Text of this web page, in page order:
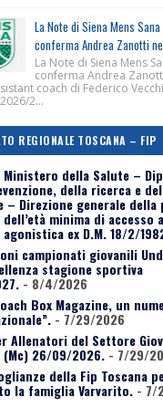
La Note di Siena Mens
conferma Andrea Zanotti
La Note di Siena Mens
conferma Andrea
coach di Federico
2...
REGIONALE TOSCANA – FIP
Ministero della Salute –
della ricerca e
– Direzione generale della
dell’età minima di accesso
ex D.M. 18/2/
campionati giovanili
stagione sportiva
- 8/4/2026
Box Magazine, un
- 7/29/2026
Allenatori del Settore
(Mc) 26/09/2026.- 7/29/
della Fip Toscana
la famiglia Varvarito.- 7/